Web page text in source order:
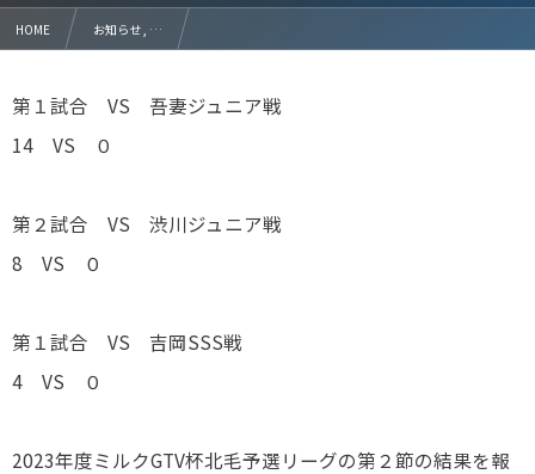
HOME お知らせ , …
第１試合 VS 吾妻ジュニア戦
14 VS ０
第２試合 VS 渋川ジュニア戦
8 VS ０
第１試合 VS 吉岡SSS戦
4 VS ０
2023年度ミルクGTV杯北毛予選リーグの第２節の結果を報